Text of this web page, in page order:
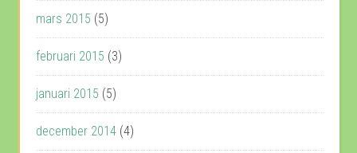
mars 2015 (5)
februari 2015 (3)
januari 2015 (5)
december 2014 (4)